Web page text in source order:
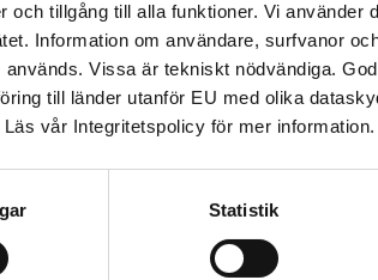
tillgång till alla funktioner. Vi använder
Information om användare, surfvanor
Vissa är tekniskt nödvändiga.
till länder utanför EU med olika
vår Integritetspolicy för mer information.
Statistik